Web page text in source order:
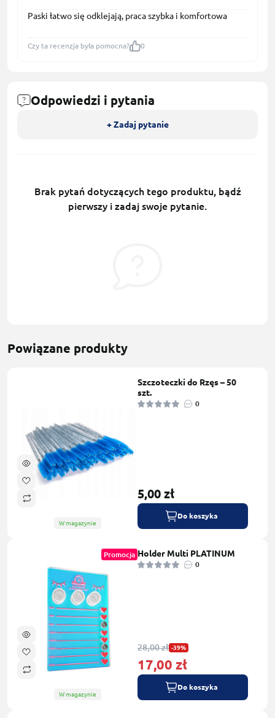
Paski łatwo się odklejają, praca szybka i komfortowa
Czy ta recenzja była pomocna? 0
Odpowiedzi i pytania
+ Zadaj pytanie
Brak pytań dotyczących tego produktu, bądź
pierwszy i zadaj swoje pytanie.
Powiązane produkty
W magazynie
Szczoteczki do Rzęs – 50
szt.
0
5,00 zł
Do koszyka
Promocja
W magazynie
Holder Multi PLATINUM
0
28,00 zł -39%
17,00 zł
Do koszyka